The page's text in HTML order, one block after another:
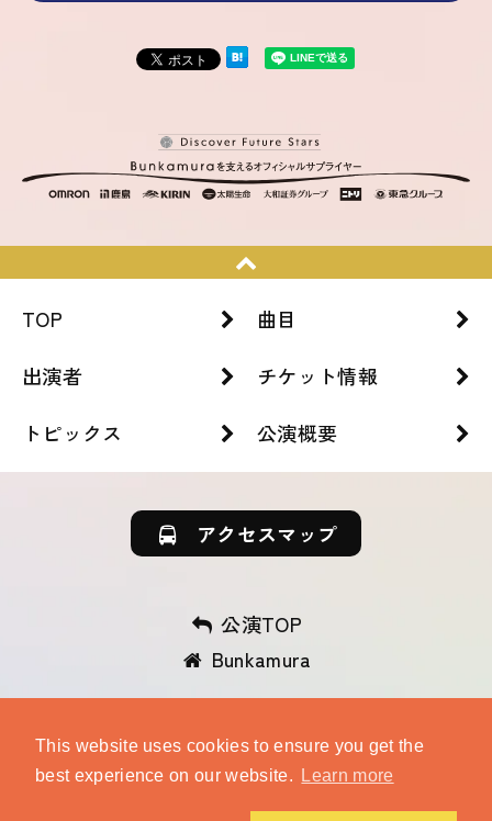
This website uses cookies to ensure you get the
best experience on our website.
Learn more
TOP
曲目
出演者
チケット情報
トピックス
公演概要
アクセスマップ
公演TOP
Bunkamura